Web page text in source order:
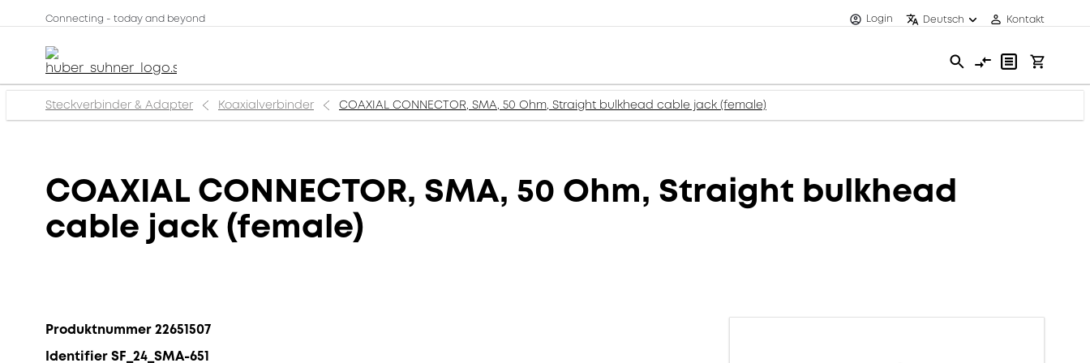
Connecting - today and beyond Login Deutsch Kontakt
Steckverbinder & Adapter Koaxialverbinder COAXIAL CONNECTOR, SMA, 50 Ohm, Straight bulkhead cable jack (female)
COAXIAL CONNECTOR, SMA, 50 Ohm, Straight bulkhead
cable jack (female)
Produktnummer 22651507
Identifier SF_24_SMA-651